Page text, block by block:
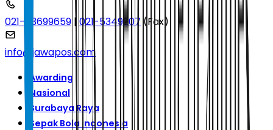
021-53699659 | 021-5349207 (Fax)
info@jawapos.com
Awarding
Nasional
Surabaya Raya
Sepak Bola Indonesia